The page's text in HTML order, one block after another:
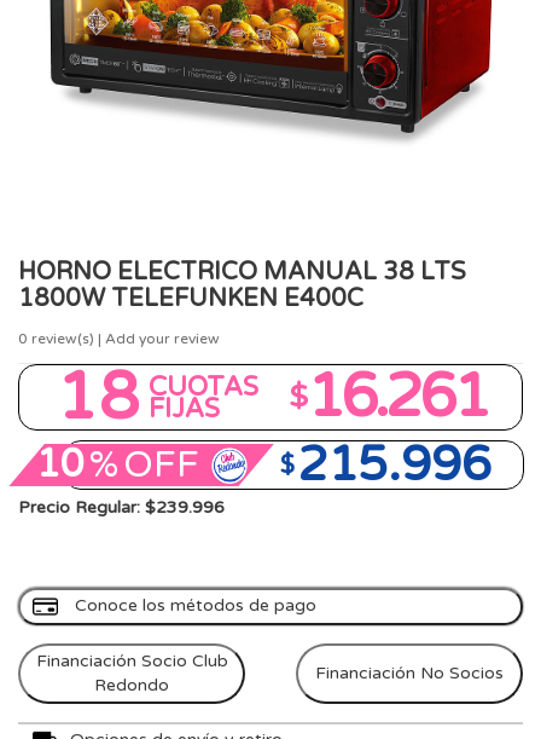
HORNO ELECTRICO MANUAL 38 LTS
1800W TELEFUNKEN E400C
0 review(s) | Add your review
18 CUOTAS
FIJAS $16.261
10%OFF $ 215.996
Precio Regular: $239.996
Conoce los métodos de pago
Financiación Socio Club
Redondo
Financiación No Socios